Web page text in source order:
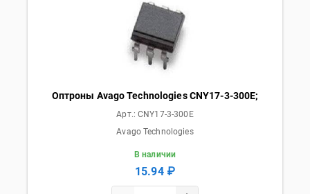
Оптроны Avago Technologies CNY17-3-300E;
Арт.:CNY17-3-300E
Avago Technologies
В наличии
15.94 ₽